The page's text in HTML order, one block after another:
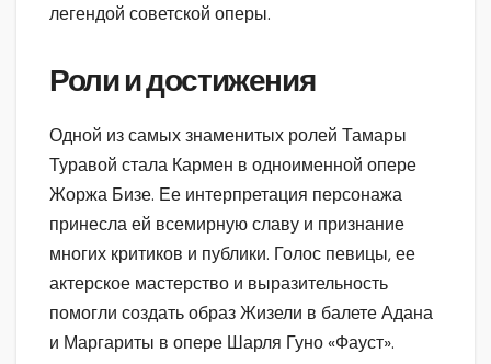
легендой советской оперы.
Роли и достижения
Одной из самых знаменитых ролей Тамары
Туравой стала Кармен в одноименной опере
Жоржа Бизе. Ее интерпретация персонажа
принесла ей всемирную славу и признание
многих критиков и публики. Голос певицы, ее
актерское мастерство и выразительность
помогли создать образ Жизели в балете Адана
и Маргариты в опере Шарля Гуно «Фауст».